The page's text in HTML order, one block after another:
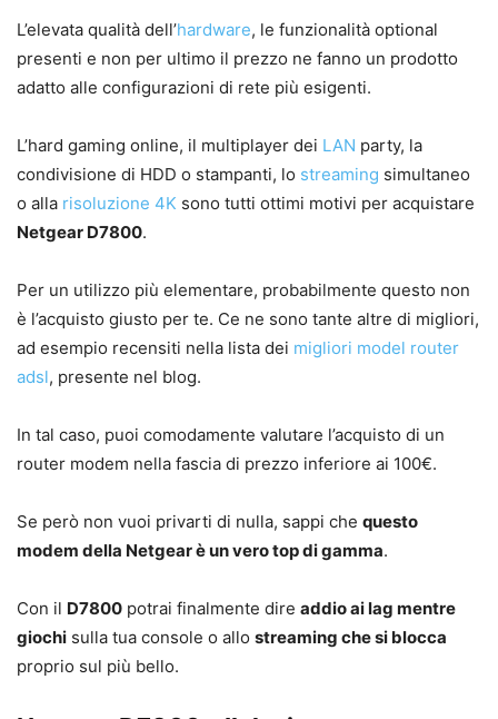
L’elevata qualità dell’hardware, le funzionalità optional
presenti e non per ultimo il prezzo ne fanno un prodotto
adatto alle configurazioni di rete più esigenti.
L’hard gaming online, il multiplayer dei LAN party, la
condivisione di HDD o stampanti, lo streaming simultaneo
o alla risoluzione 4K sono tutti ottimi motivi per acquistare
Netgear D7800.
Per un utilizzo più elementare, probabilmente questo non
è l’acquisto giusto per te. Ce ne sono tante altre di migliori,
ad esempio recensiti nella lista dei migliori model router
adsl, presente nel blog.
In tal caso, puoi comodamente valutare l’acquisto di un
router modem nella fascia di prezzo inferiore ai 100€.
Se però non vuoi privarti di nulla, sappi che questo
modem della Netgear è un vero top di gamma.
Con il D7800 potrai finalmente dire addio ai lag mentre
giochi sulla tua console o allo streaming che si blocca
proprio sul più bello.